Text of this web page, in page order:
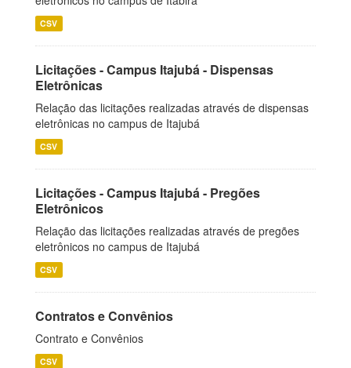
CSV
Licitações - Campus Itajubá - Dispensas
Eletrônicas
Relação das licitações realizadas através de dispensas
eletrônicas no campus de Itajubá
CSV
Licitações - Campus Itajubá - Pregões
Eletrônicos
Relação das licitações realizadas através de pregões
eletrônicos no campus de Itajubá
CSV
Contratos e Convênios
Contrato e Convênios
CSV